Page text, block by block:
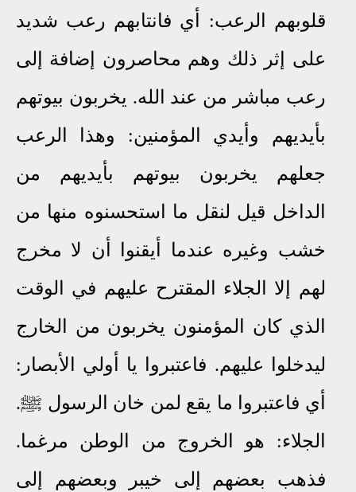
قلوبهم الرعب: أي فانتابهم رعب شديد
على إثر ذلك وهم محاصرون إضافة إلى
رعب مباشر من عند الله. يخربون بيوتهم
بأيديهم وأيدي المؤمنين: وهذا الرعب
جعلهم يخربون بيوتهم بأيديهم من
الداخل قيل لنقل ما استحسنوه منها من
خشب وغيره عندما أيقنوا أن لا مخرج
لهم إلا الجلاء المقترح عليهم في الوقت
الذي كان المؤمنون يخربون من الخارج
ليدخلوا عليهم. فاعتبروا يا أولي الأبصار:
أي فاعتبروا ما يقع لمن خان الرسول ﷺ.
الجلاء: هو الخروج من الوطن مرغما.
فذهب بعضهم إلى خيبر وبعضهم إلى